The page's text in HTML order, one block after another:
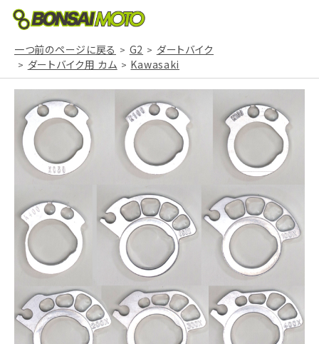
一つ前のページに戻る G2
ダートバイク
ダートバイク用 カム
Kawasaki